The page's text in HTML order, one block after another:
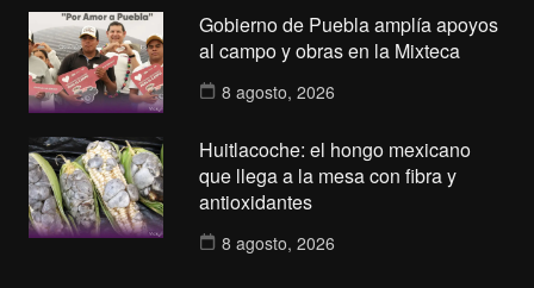
Gobierno de Puebla amplía apoyos
al campo y obras en la Mixteca
8 agosto, 2026
Huitlacoche: el hongo mexicano
que llega a la mesa con fibra y
antioxidantes
8 agosto, 2026